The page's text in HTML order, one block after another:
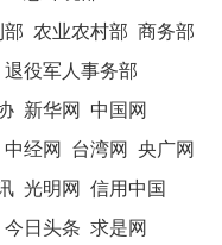
部 农业农村部 商务部
退役军人事务部
新华网
中国网
中经网 台湾网
央广网
光明网
信用中国
今日头条 求是网